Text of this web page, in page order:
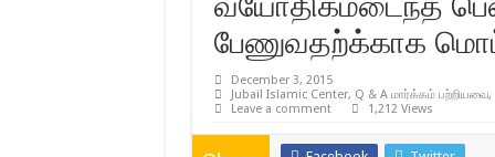
பேணுவதற்க்காக
December 3, 2015
Jubail Islamic Center, Q & A மார்க்கம் பற்றியவை,
Leave a comment
1,212 Views